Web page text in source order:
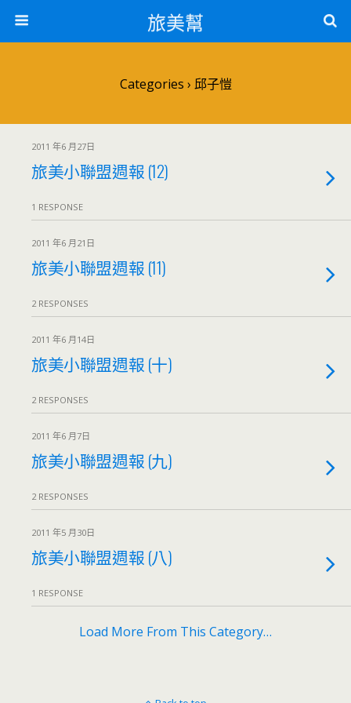
旅美幫
Categories › 邱子愷
2011 年6 月27日
旅美小聯盟週報 (12)
1 RESPONSE
2011 年6 月21日
旅美小聯盟週報 (11)
2 RESPONSES
2011 年6 月14日
旅美小聯盟週報 (十)
2 RESPONSES
2011 年6 月7日
旅美小聯盟週報 (九)
2 RESPONSES
2011 年5 月30日
旅美小聯盟週報 (八)
1 RESPONSE
Load More From This Category…